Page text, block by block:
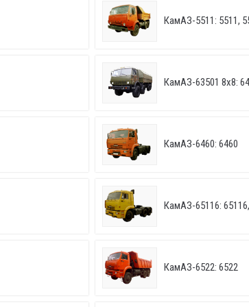
КамАЗ-5511: 5511,
КамАЗ-63501 8х8:
КамАЗ-6460: 6460
КамАЗ-65116:
КамАЗ-6522: 6522